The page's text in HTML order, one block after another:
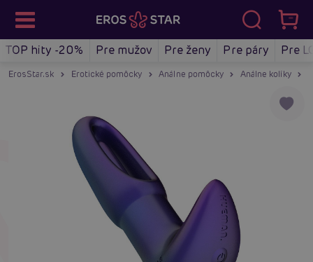
TOP hity -20% Pre mužov Pre ženy Pre páry Pre
ErosStar.sk Erotické pomôcky Análne pomôcky Análne kolíky